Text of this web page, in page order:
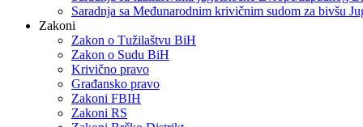
Saradnja sa Međunarodnim krivičnim sudom za bivšu
Zakoni
Zakon o Тužilaštvu BiH
Zakon o Sudu BiH
Krivično pravo
Građansko pravo
Zakoni FBIH
Zakoni RS